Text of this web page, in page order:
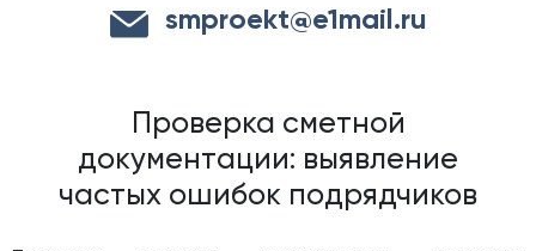
smproekt@e1mail.ru
Проверка сметной
документации: выявление
частых ошибок подрядчиков